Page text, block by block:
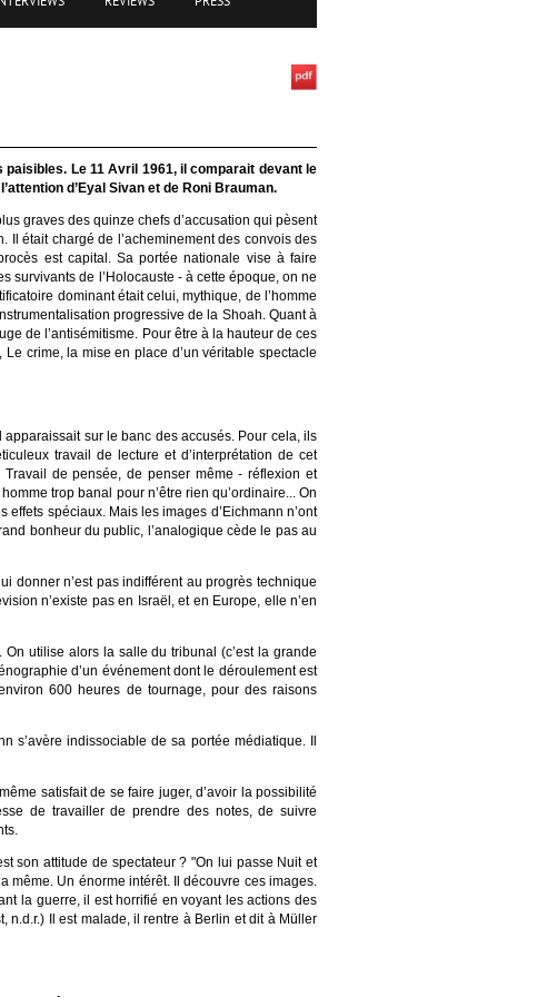
Le 11 Avril 1961, il comparait devant le
d’Eyal Sivan et de Roni Brauman.
graves des quinze chefs d’accusation qui pèsent
Il était chargé de l’acheminement des convois des
est capital. Sa portée nationale vise à faire
survivants de l’Holocauste - à cette époque, on ne
dominant était celui, mythique, de l’homme
progressive de la Shoah. Quant à
de l’antisémitisme. Pour être à la hauteur de ces
crime, la mise en place d’un véritable spectacle
apparaissait sur le banc des accusés. Pour cela, ils
travail de lecture et d’interprétation de cet
de pensée, de penser même - réflexion et
trop banal pour n’être rien qu’ordinaire... On
spéciaux. Mais les images d’Eichmann n’ont
bonheur du public, l’analogique cède le pas au
donner n’est pas indifférent au progrès technique
n’existe pas en Israël, et en Europe, elle n’en
utilise alors la salle du tribunal (c’est la grande
d’un événement dont le déroulement est
600 heures de tournage, pour des raisons
indissociable de sa portée médiatique. Il
satisfait de se faire juger, d’avoir la possibilité
de travailler de prendre des notes, de suivre
son attitude de spectateur ? "On lui passe Nuit et
même. Un énorme intérêt. Il découvre ces images.
la guerre, il est horrifié en voyant les actions des
n.d.r.) Il est malade, il rentre à Berlin et dit à Müller